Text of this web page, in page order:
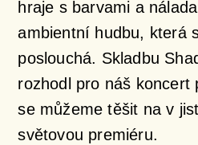
hraje s barvami a
ambientní hudbu, která
poslouchá. Skladbu
rozhodl pro náš koncert
se můžeme těšit na v
světovou premiéru.